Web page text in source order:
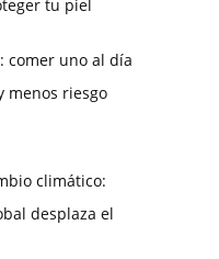
tu piel
comer uno al día
menos riesgo
climático:
desplaza el